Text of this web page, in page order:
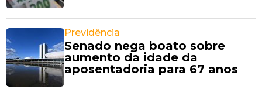
Previdência
Senado nega boato sobre
aumento da idade da
aposentadoria para 67 anos